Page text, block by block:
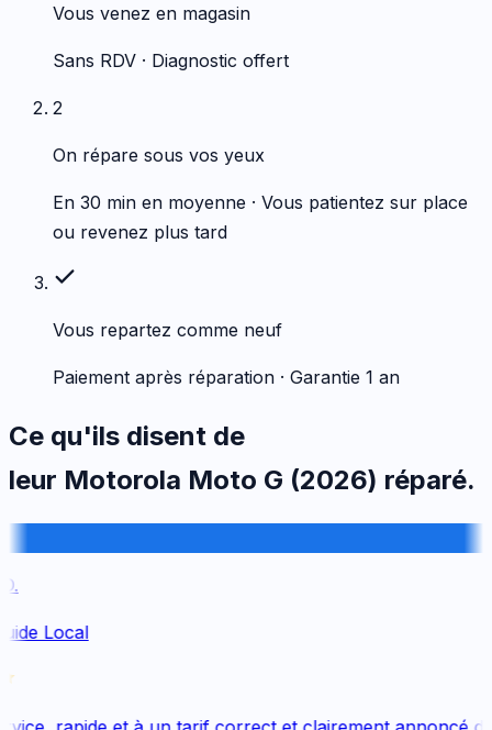
Vous venez en magasin
Sans RDV · Diagnostic offert
2
On répare sous vos yeux
En 30 min en moyenne · Vous patientez sur place
ou revenez plus tard
Vous repartez comme neuf
Paiement après réparation · Garantie 1 an
Ce qu'ils disent de
leur Motorola Moto G (2026) réparé.
Local